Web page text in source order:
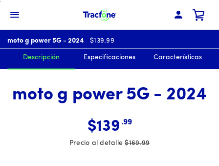
Main
Content
Menú de barra de navegación
moto g power 5G - 2024 $139.99El precio es 139 dólares y 99
Descripción Especificaciones Características
moto g power 5G - 2024
$139 .99
Precio al detalle$169.99